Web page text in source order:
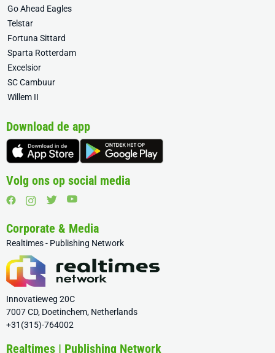
Go Ahead Eagles
Telstar
Fortuna Sittard
Sparta Rotterdam
Excelsior
SC Cambuur
Willem II
Download de app
Volg ons op social media
Corporate & Media
Realtimes - Publishing Network
Innovatieweg 20C
7007 CD, Doetinchem, Netherlands
+31(315)-764002
Realtimes | Publishing Network